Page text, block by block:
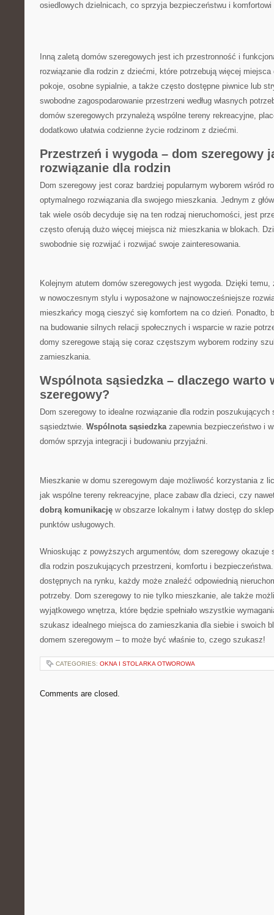
osiedlowych dzielnicach, ‌co sprzyja bezpieczeństwu i komfortowi
Inną zaletą domów⁣ szeregowych jest ich przestronność i
rozwiązanie dla rodzin z dziećmi,⁢ które potrzebują więcej
pokoje,⁣ osobne sypialnie, a ⁣także często dostępne piwnice lub
swobodne zagospodarowanie przestrzeni według własnych
domów szeregowych przynależą ⁤wspólne tereny rekreacyjne,
dodatkowo ułatwia codzienne życie rodzinom z‍ dziećmi.
Przestrzeń i ‌wygoda‌ – dom szeregowy
rozwiązanie dla rodzin
Dom szeregowy‌ jest coraz bardziej popularnym wyborem wśród
optymalnego rozwiązania dla ‍swojego​ mieszkania. Jednym z
tak wiele osób‌ decyduje się na ten⁢ rodzaj nieruchomości, jest
często oferują dużo więcej miejsca niż mieszkania w ⁢blokach.
swobodnie się rozwijać i⁣ rozwijać swoje zainteresowania.
Kolejnym⁤ atutem domów szeregowych jest wygoda. Dzięki
w nowoczesnym stylu ⁢i ​wyposażone w ​najnowocześniejsze​
mieszkańcy mogą cieszyć się ‍komfortem na ⁤co‌ dzień. Ponadto,
na budowanie silnych relacji społecznych i wsparcie ⁤w razie
⁢domy‍ szeregowe stają ⁢się coraz częstszym wyborem rodziny
zamieszkania.
Wspólnota⁣ sąsiedzka – dlaczego warto
⁢szeregowy?
Dom szeregowy to idealne rozwiązanie dla‌ rodzin poszukujących
sąsiedztwie. Wspólnota sąsiedzkazapewnia‌ bezpieczeństwo⁣ i
domów sprzyja integracji ⁤i budowaniu przyjaźni.
Mieszkanie w‌ domu ​szeregowym ​daje możliwość korzystania z
jak wspólne tereny rekreacyjne, place ‍zabaw dla dzieci, czy
dobrą komunikację ​w obszarze lokalnym ​i‌ łatwy dostęp⁣ do
punktów usługowych.
Wnioskując z powyższych argumentów, dom‌ szeregowy okazuje
dla‌ rodzin poszukujących ⁢przestrzeni, komfortu i
dostępnych na rynku, każdy ⁢może znaleźć odpowiednią
potrzeby.​ Dom‌ szeregowy ‌to nie⁣ tylko mieszkanie,⁤ ale ‌także⁢
wyjątkowego ⁤wnętrza, które będzie spełniało wszystkie
szukasz‍ idealnego miejsca do zamieszkania dla siebie i swoich
domem ​szeregowym – ⁣to⁣ może być właśnie to,​ czego szukasz!
CATEGORIES: OKNA I STOLARKA OTWOROWA
Comments are closed.